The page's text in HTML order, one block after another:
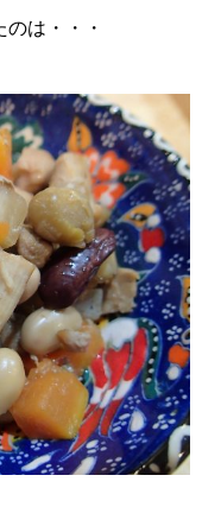
は・・・